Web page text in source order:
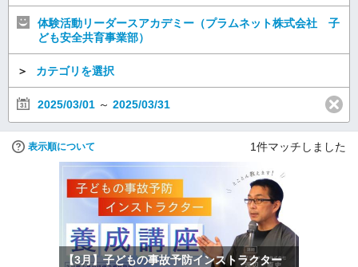
体験活動リーダースアカデミー（プラムネット株式会社 子
ども安全共育事業部）
＞ カテゴリを選択
2025/03/01 ～ 2025/03/31
表示順について 1件マッチしました
【3月】子どもの事故予防インストラクター